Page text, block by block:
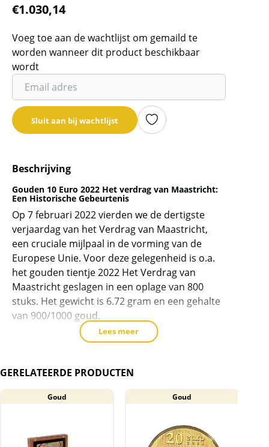
€1.030,14
Voeg toe aan de wachtlijst om gemaild te
worden wanneer dit product beschikbaar
wordt
Vul
je
email
adres
de
wachtlijst
voor
dit
product
toe
te
voegen
Sluit aan bij wachtlijst
Beschrijving
Gouden 10 Euro 2022 Het verdrag van Maastricht:
Een Historische Gebeurtenis
Op 7 februari 2022 vierden we de dertigste
verjaardag van het Verdrag van Maastricht,
een cruciale mijlpaal in de vorming van de
Europese Unie. Voor deze gelegenheid is o.a.
het gouden tientje 2022 Het Verdrag van
Maastricht geslagen in een oplage van 800
stuks. Het gewicht is 6.72 gram en een gehalte
van 900/1000 goud.
Betekenis en Impact
veranderingen in de instituten en
Economische Gemeenschap met zich mee. Het
Gemeenschap-verdragen en omvatte niet
alleen economische aangelegenheden, maar
Lees meer
GERELATEERDE PRODUCTEN
Goud Goud